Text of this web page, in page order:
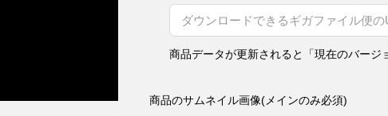
商品データが更新されると「現在のバージ
商品のサムネイル画像(メインのみ必須)